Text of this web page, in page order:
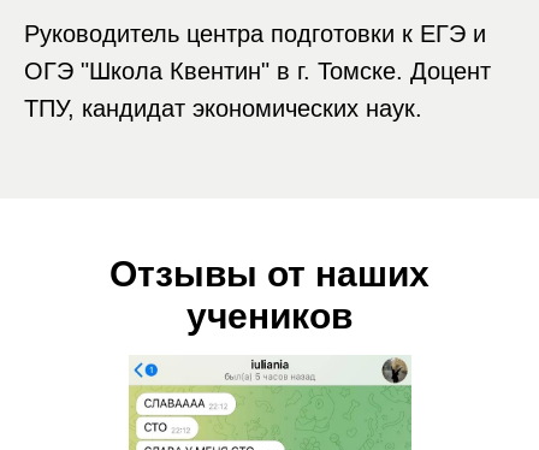
Руководитель центра подготовки к ЕГЭ и
ОГЭ "Школа Квентин" в г. Томске. Доцент
ТПУ, кандидат экономических наук.
Отзывы от наших
учеников